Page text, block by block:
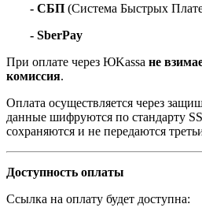
- СБП (Система Быстрых
- SberPay
При оплате через ЮKassa не
комиссия.
Оплата осуществляется через
данные шифруются по стандарту
сохраняются и не передаются
Доступность оплаты
Ссылка на оплату будет доступна: